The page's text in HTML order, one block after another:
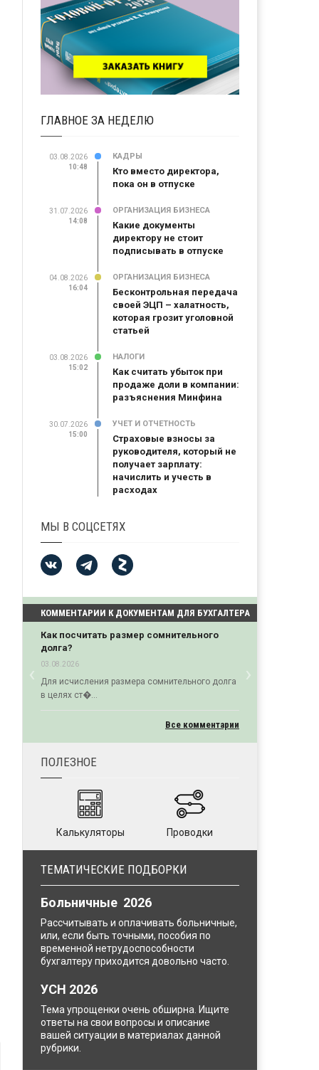
ГЛАВНОЕ ЗА НЕДЕЛЮ
03.08.2026
10:48
КАДРЫ
Кто вместо директора,
пока он в отпуске
31.07.2026
14:08
ОРГАНИЗАЦИЯ БИЗНЕСА
Какие документы
директору не стоит
подписывать в отпуске
04.08.2026
16:04
ОРГАНИЗАЦИЯ БИЗНЕСА
Бесконтрольная передача
своей ЭЦП – халатность,
которая грозит уголовной
статьей
03.08.2026
15:02
НАЛОГИ
Как считать убыток при
продаже доли в компании:
разъяснения Минфина
30.07.2026
15:00
УЧЕТ И ОТЧЕТНОСТЬ
Страховые взносы за
руководителя, который не
получает зарплату:
начислить и учесть в
расходах
МЫ В СОЦСЕТЯХ
КОММЕНТАРИИ К ДОКУМЕНТАМ ДЛЯ БУХГАЛТЕРА
Как посчитать размер сомнительного
долга?
03.08.2026
Для исчисления размера сомнительного долга
в целях ст�...
‹Previous ›Next
Все комментарии
ПОЛЕЗНОЕ
Калькуляторы Проводки
ТЕМАТИЧЕСКИЕ ПОДБОРКИ
Больничные 2026
Рассчитывать и оплачивать больничные,
или, если быть точными, пособия по
временной нетрудоспособности
бухгалтеру приходится довольно часто.
УСН 2026
Тема упрощенки очень обширна. Ищите
ответы на свои вопросы и описание
вашей ситуации в материалах данной
рубрики.